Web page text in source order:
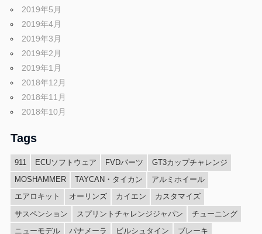
2019年5月
2019年4月
2019年3月
2019年2月
2019年1月
2018年12月
2018年11月
2018年10月
Tags
911 ECUソフトウェア FVDパーツ
GT3カップチャレンジ
MOSHAMMER
TAYCAN・タイカン
アルミホイール
エアロキット
オーリンズ カイエン
カスタマイズ
サスペンション
スプリントチャレンジジャパン
チューニング
ニューモデル
パナメーラ ビルシュタイン ブレーキ